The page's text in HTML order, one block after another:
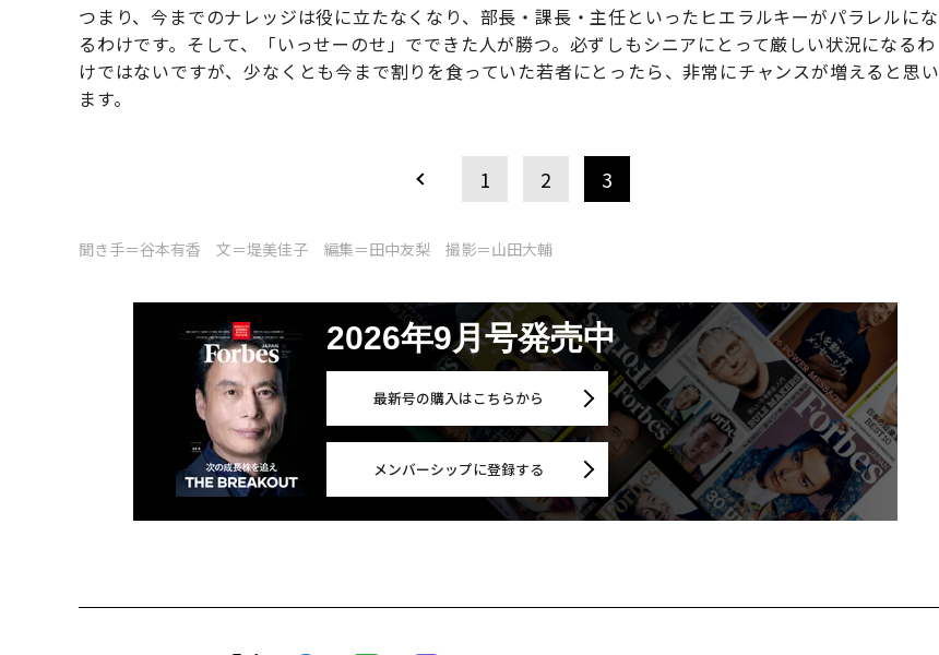
つまり、今までのナレッジは役に立たなくなり、部長・課長・主任といったヒエラルキーがパラレルにな
るわけです。そして、「いっせーのせ」でできた人が勝つ。必ずしもシニアにとって厳しい状況になるわ
けではないですが、少なくとも今まで割りを食っていた若者にとったら、非常にチャンスが増えると思い
ます。
1 2 3
聞き手＝谷本有香 文＝堤美佳子 編集＝田中友梨 撮影＝山田大輔
2026年9月号発売中
最新号の購入はこちらから
メンバーシップに登録する